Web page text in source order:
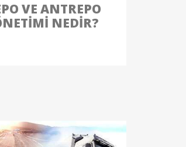
VE ANTREPO
NEDIR?